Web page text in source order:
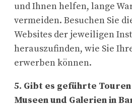
und Ihnen helfen, lange
vermeiden. Besuchen Sie
Websites der jeweiligen
herauszufinden, wie Sie
erwerben können.
5. Gibt es geführte
Museen und Galerien in